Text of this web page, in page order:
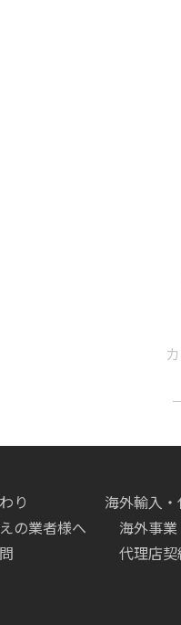
り
の業者様へ
海外輸入
海外事業
代理店契